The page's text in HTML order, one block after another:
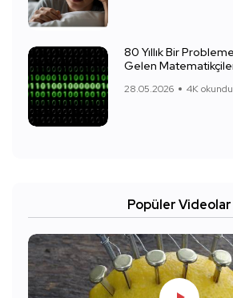
80 Yıllık Bir
Gelen
28.05.2026 4K
Popüler Videolar